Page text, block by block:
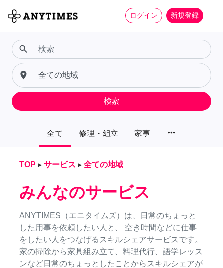
ログイン 新規登録
全て 修理・組立 家事 more_horiz
search
place
検索
TOP ▸ サービス ▸ 全ての地域
みんなのサービス
ANYTIMES（エニタイムズ）は、日常のちょっと
した用事を依頼したい人と、 空き時間などに仕事
をしたい人をつなげるスキルシェアサービスです。
家の掃除から家具組み立て、料理代行、語学レッス
ンなど日常のちょっとしたことからスキルシェアが